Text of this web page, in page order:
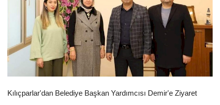
Ekonomi
Spor
EĞİTİM
Kılıçparlar'dan Belediye Başkan Yardımcısı Demir'e Ziyaret